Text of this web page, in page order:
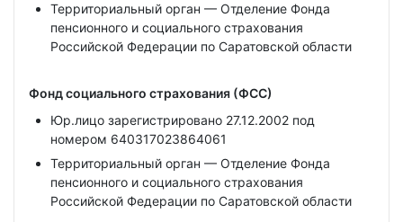
Территориальный орган — Отделение Фонда
пенсионного и социального страхования
Российской Федерации по Саратовской области
Фонд социального страхования (ФСС)
Юр.лицо зарегистрировано 27.12.2002 под
номером 640317023864061
Территориальный орган — Отделение Фонда
пенсионного и социального страхования
Российской Федерации по Саратовской области